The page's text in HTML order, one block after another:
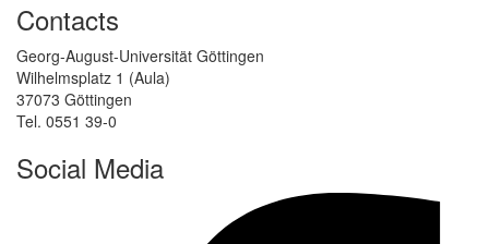
Contacts
Georg-August-Universität Göttingen
Wilhelmsplatz 1 (Aula)
37073 Göttingen
Tel. 0551 39-0
Social Media